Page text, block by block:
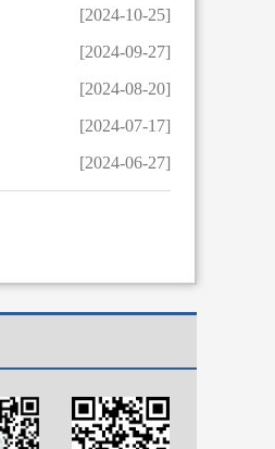
[2024-10-25]
[2024-09-27]
[2024-08-20]
[2024-07-17]
[2024-06-27]